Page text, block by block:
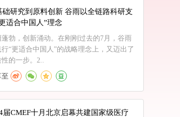
础研究到原料创新 谷雨以全链路科研支
适合中国人”理念
蓬勃，创新涌动。在刚刚过去的7月，谷雨
“更适合中国人”的战略理念上，又迈出了
性的一步。2..
届CMEF十月北京启幕共建国家级医疗